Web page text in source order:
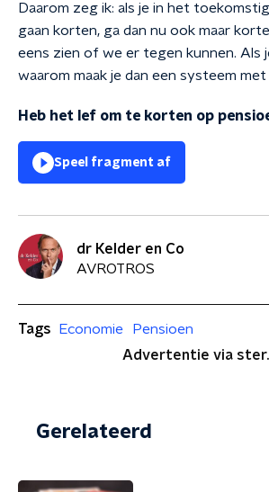
Daarom zeg ik: als je in het
gaan korten, ga dan nu ook maar
eens zien of we er tegen kunnen. Als
waarom maak je dan een systeem
Heb het lef om te korten op
Speel fragment af
dr Kelder en Co
AVROTROS
Tags Economie
Pensioen
Advertentie via
Gerelateerd